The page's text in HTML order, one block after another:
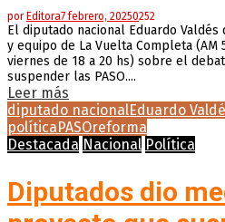
porEditora7 febrero, 20250252
El diputado nacional Eduardo
y equipo de La Vuelta Completa (AM
viernes de 18 a 20 hs) sobre el
suspender las PASO....
Leer más
diputado nacionalEduardo
políticaPASOreforma
Destacada Nacional Política
Diputados dio